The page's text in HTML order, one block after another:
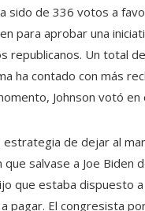
sido de 336 votos a
para aprobar una
republicanos. Un total
ha contado con más
Johnson votó
de dejar al
salvase a Joe Biden
que estaba dispuesto
pagar. El congresista